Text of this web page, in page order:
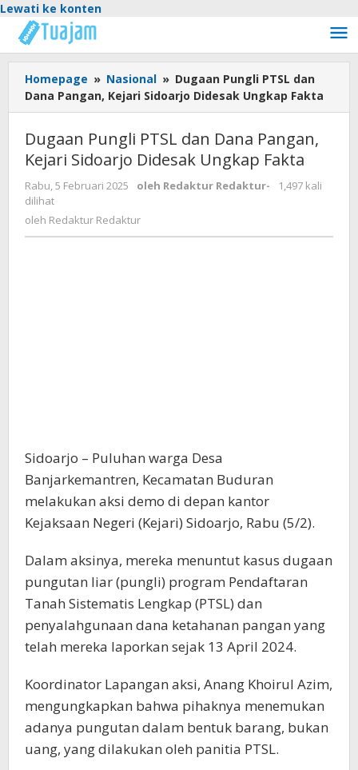
Lewati ke konten
Homepage » Nasional » Dugaan Pungli PTSL dan
Dana Pangan, Kejari Sidoarjo Didesak Ungkap Fakta
Dugaan Pungli PTSL dan Dana Pangan,
Kejari Sidoarjo Didesak Ungkap Fakta
Rabu, 5 Februari 2025 oleh Redaktur Redaktur-
1,497 kali
dilihat
oleh Redaktur Redaktur
Sidoarjo – Puluhan warga Desa
Banjarkemantren, Kecamatan Buduran
melakukan aksi demo di depan kantor
Kejaksaan Negeri (Kejari) Sidoarjo, Rabu (5/2).
Dalam aksinya, mereka menuntut kasus dugaan
pungutan liar (pungli) program Pendaftaran
Tanah Sistematis Lengkap (PTSL) dan
penyalahgunaan dana ketahanan pangan yang
telah mereka laporkan sejak 13 April 2024.
Koordinator Lapangan aksi, Anang Khoirul Azim,
mengungkapkan bahwa pihaknya menemukan
adanya pungutan dalam bentuk barang, bukan
uang, yang dilakukan oleh panitia PTSL.